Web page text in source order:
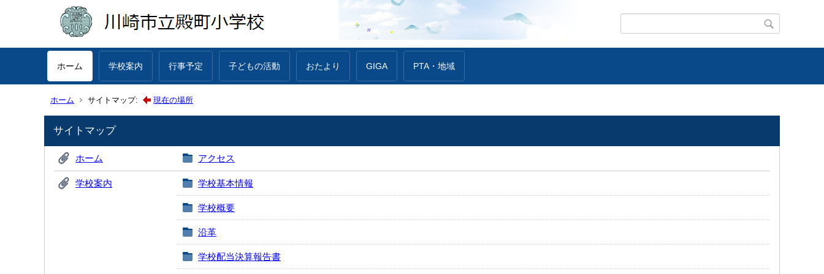
ホーム 学校案内 行事予定 子どもの活動 おたより GIGA PTA・地域
ホーム サイトマップ: 現在の場所
サイトマップ
ホーム アクセス
学校案内 学校基本情報
学校概要
沿革
学校配当決算報告書